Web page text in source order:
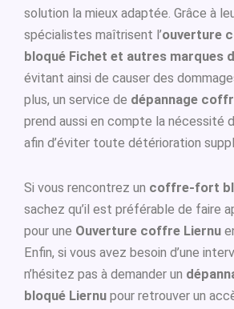
solution la mieux adaptée. Grâce à
spécialistes maîtrisent l’ouverture
bloqué Fichet et autres marques
évitant ainsi de causer des
plus, un service de dépannage
prend aussi en compte la nécessité
afin d’éviter toute détérioration
Si vous rencontrez un coffre-fort
sachez qu’il est préférable de faire
pour une Ouverture coffre Liernu
Enfin, si vous avez besoin d’une
n’hésitez pas à demander un
bloqué Liernu pour retrouver un